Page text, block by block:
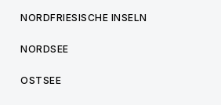
NORDFRIESISCHE INSELN
NORDSEE
OSTSEE